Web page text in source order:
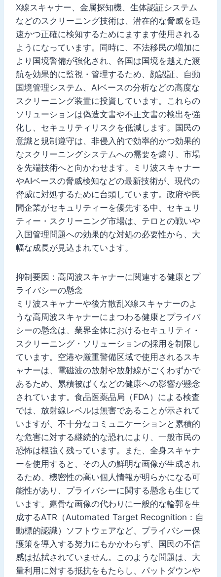
X線スキャナー、金属探知機、生体認証システム
などのスクリーニング技術は、潜在的な脅威を迅
速かつ正確に検知するためにますます使用される
ようになっています。同時に、不法移民の増加に
より国境警備が強化され、各国は国境を越えた渡
航を効果的に監視・管理するため、顔認証、自動
国境管理システム、AIベースの分析などの高度な
スクリーニング装置に投資しています。これらの
ソリューションは偽造文書や不正文書の検出を強
化し、セキュリティリスクを低減します。国民の
意識と規制遵守は、非侵入的で効率的かつ効果的
なスクリーニングシステムへの需要を煽り、市場
を先端技術へと向かわせます。ミリ波スキャナー
やAIベースの脅威検知などの最新技術が、現代の
脅威に対処するために台頭しています。政府や民
間企業がセキュリティーを優先する中、セキュリ
ティー・スクリーニング市場は、テロとの戦いや
入国管理問題への効果的な対処の必要性から、大
幅な成長が見込まれています。
抑制要因：高周波スキャナーに関連する健康とプ
ライバシーの懸念
ミリ波スキャナーや後方散乱X線スキャナーのよ
うな高周波スキャナーにまつわる健康とプライバ
シーの懸念は、業界全体におけるセキュリティ・
スクリーニング・ソリューションの採用を制限し
ています。空港や厳重警備区域で使用されるスキ
ャナーは、電磁波の放射や放射線がごくわずかで
あるため、累積被ばくなどの健康への影響が懸念
されています。食品医薬品局（FDA）による検査
では、放射線レベルは無害であることが示されて
いますが、不十分なコミュニケーションと累積的
な危害に対する継続的な恐れにより、一般市民の
恐怖は根強く残っています。また、全身スキャナ
ーを使用すると、その人の鮮明な画像が生成され
るため、機密性の高い個人情報が明らかになる可
能性があり、プライバシーに関する懸念も生じて
います。露骨な画像の代わりに一般的な輪郭を生
成するATR（Automated Target Recognition：自
動標的認識）ソフトウェアなど、プライバシー保
護策を導入する努力にもかかわらず、国民の不信
感は払拭されていません。このような問題は、大
量利用に対する抵抗をもたらし、パットダウンや